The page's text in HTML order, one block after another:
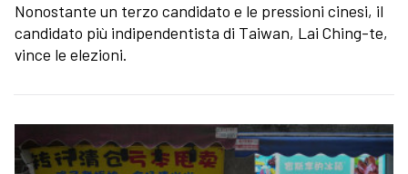
Nonostante un terzo candidato e le pressioni cinesi, il
candidato più indipendentista di Taiwan, Lai Ching-te,
vince le elezioni.